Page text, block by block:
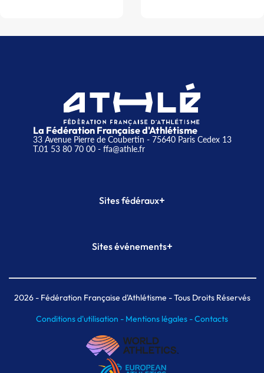
La Fédération Française d'Athlétisme
33 Avenue Pierre de Coubertin - 75640 Paris Cedex 13
T.01 53 80 70 00- ffa@athle.fr
Sites fédéraux+
Plateforme Formation
Sites événements+
Meeting de Paris indoor
MAIF Ekiden de Paris
2026- Fédération Française d'Athlétisme - Tous Droits Réservés
Conditions d'utilisation - Mentions légales -Contacts